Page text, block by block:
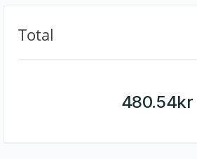
Total
480.54kr